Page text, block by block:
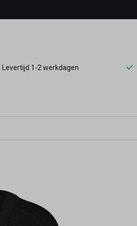
Levertijd 1-2 werkdagen